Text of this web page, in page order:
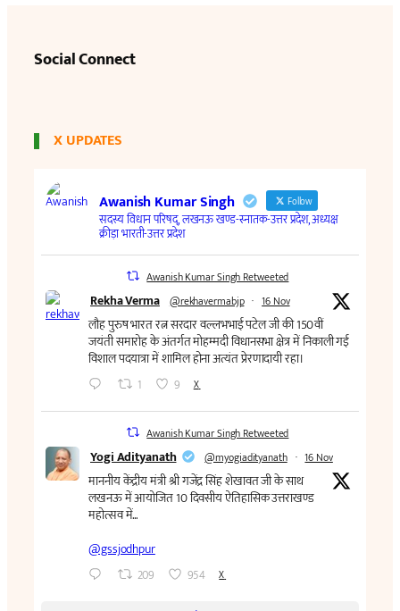
Social Connect
X UPDATES